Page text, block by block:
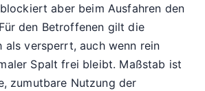
aber beim Ausfahren den
den Betroffenen gilt die
als versperrt, auch wenn rein
Spalt frei bleibt. Maßstab ist
zumutbare Nutzung der